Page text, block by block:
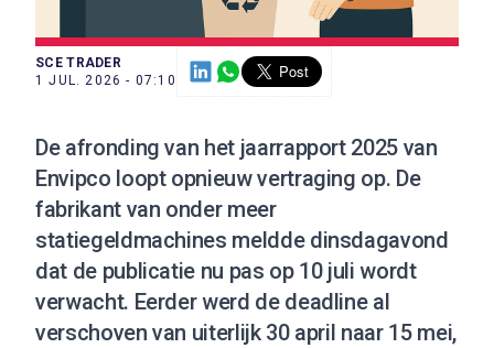
SCE TRADER
1 JUL. 2026 - 07:10
De afronding van het jaarrapport 2025 van
Envipco loopt opnieuw vertraging op. De
fabrikant van onder meer
statiegeldmachines meldde dinsdagavond
dat de publicatie nu pas op 10 juli wordt
verwacht. Eerder werd de deadline al
verschoven van uiterlijk 30 april naar 15 mei,